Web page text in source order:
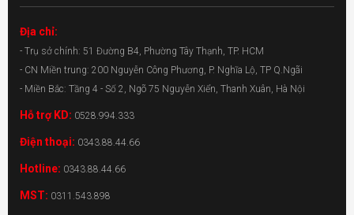
Địa chỉ:
- Trụ sở chính: 51 Đường B4, Phường Tây Thạnh, TP. HCM
- CN Miền trung: 200 Nguyễn Công Phương, P. Nghĩa Lộ, TP Q.Ngãi
- Miền Bắc: Tầng 4 - Số 2, Ngõ 75 Nguyễn Xiển, Thanh Xuân, Hà Nội
Hỗ trợ KD: 0528.994.333
Điện thoại: 0343.88.44.66
Hotline: 0343.88.44.66
MST: 0311.543.898